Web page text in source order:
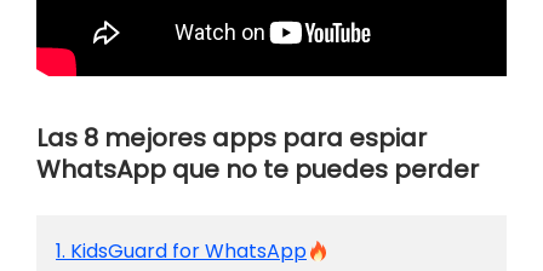
Las 8 mejores apps para espiar
WhatsApp que no te puedes perder
1. KidsGuard for WhatsApp